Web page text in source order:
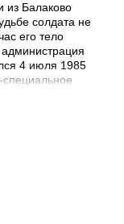
из Балаково
солдата не
его тело
4 июля 1985
задач. -
Дениса